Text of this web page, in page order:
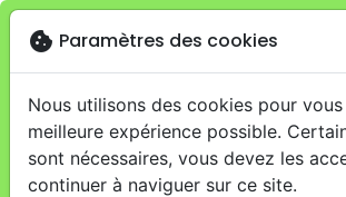
Je veux retirer ma commande au
(Gare de Lyon), Paris
warningCette boutique en ligne est limitée
magasin.
Pour les livraisons à domicile, veuillez
commandes sur la boutique La
cookie Paramètres des cookies
Nous utilisons des cookies pour
meilleure expérience possible.
sont nécessaires, vous devez les
continuer à naviguer sur ce site.